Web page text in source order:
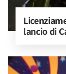
lancio di